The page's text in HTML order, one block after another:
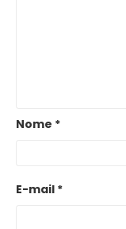
Nome *
E-mail *